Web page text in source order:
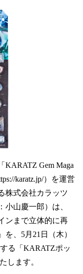
KARATZ Gem Maga
karatz.jp/）を運営
株式会社カラッツ
小山慶一郎）は、
ンまで立体的に再
、5月21日（木）
る「KARATZポッ
します。